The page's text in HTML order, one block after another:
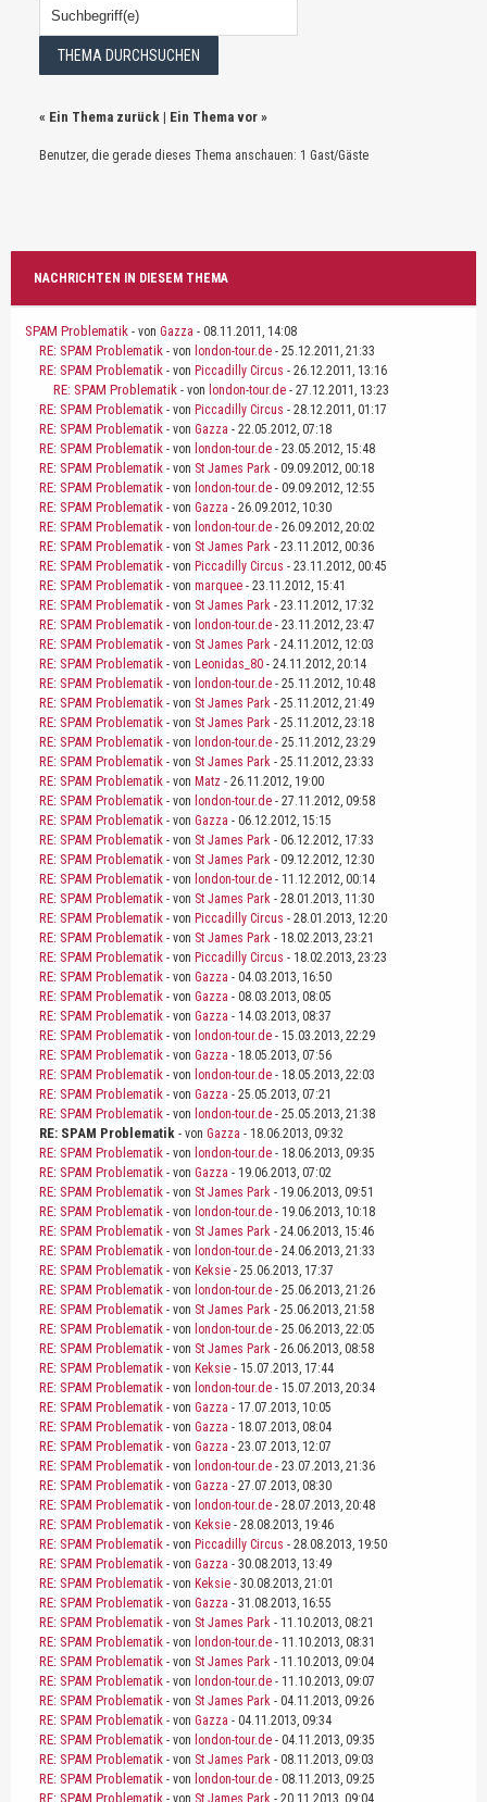
« Ein Thema zurück | Ein Thema vor »
Benutzer, die gerade dieses Thema anschauen: 1 Gast/Gäste
NACHRICHTEN IN DIESEM THEMA
SPAM Problematik - von Gazza - 08.11.2011, 14:08
RE: SPAM Problematik - von london-tour.de - 25.12.2011, 21:33
RE: SPAM Problematik - von Piccadilly Circus - 26.12.2011, 13:16
RE: SPAM Problematik - von london-tour.de - 27.12.2011, 13:23
RE: SPAM Problematik - von Piccadilly Circus - 28.12.2011, 01:17
RE: SPAM Problematik - von Gazza - 22.05.2012, 07:18
RE: SPAM Problematik - von london-tour.de - 23.05.2012, 15:48
RE: SPAM Problematik - von St James Park - 09.09.2012, 00:18
RE: SPAM Problematik - von london-tour.de - 09.09.2012, 12:55
RE: SPAM Problematik - von Gazza - 26.09.2012, 10:30
RE: SPAM Problematik - von london-tour.de - 26.09.2012, 20:02
RE: SPAM Problematik - von St James Park - 23.11.2012, 00:36
RE: SPAM Problematik - von Piccadilly Circus - 23.11.2012, 00:45
RE: SPAM Problematik - von marquee - 23.11.2012, 15:41
RE: SPAM Problematik - von St James Park - 23.11.2012, 17:32
RE: SPAM Problematik - von london-tour.de - 23.11.2012, 23:47
RE: SPAM Problematik - von St James Park - 24.11.2012, 12:03
RE: SPAM Problematik - von Leonidas_80 - 24.11.2012, 20:14
RE: SPAM Problematik - von london-tour.de - 25.11.2012, 10:48
RE: SPAM Problematik - von St James Park - 25.11.2012, 21:49
RE: SPAM Problematik - von St James Park - 25.11.2012, 23:18
RE: SPAM Problematik - von london-tour.de - 25.11.2012, 23:29
RE: SPAM Problematik - von St James Park - 25.11.2012, 23:33
RE: SPAM Problematik - von Matz - 26.11.2012, 19:00
RE: SPAM Problematik - von london-tour.de - 27.11.2012, 09:58
RE: SPAM Problematik - von Gazza - 06.12.2012, 15:15
RE: SPAM Problematik - von St James Park - 06.12.2012, 17:33
RE: SPAM Problematik - von St James Park - 09.12.2012, 12:30
RE: SPAM Problematik - von london-tour.de - 11.12.2012, 00:14
RE: SPAM Problematik - von St James Park - 28.01.2013, 11:30
RE: SPAM Problematik - von Piccadilly Circus - 28.01.2013, 12:20
RE: SPAM Problematik - von St James Park - 18.02.2013, 23:21
RE: SPAM Problematik - von Piccadilly Circus - 18.02.2013, 23:23
RE: SPAM Problematik - von Gazza - 04.03.2013, 16:50
RE: SPAM Problematik - von Gazza - 08.03.2013, 08:05
RE: SPAM Problematik - von Gazza - 14.03.2013, 08:37
RE: SPAM Problematik - von london-tour.de - 15.03.2013, 22:29
RE: SPAM Problematik - von Gazza - 18.05.2013, 07:56
RE: SPAM Problematik - von london-tour.de - 18.05.2013, 22:03
RE: SPAM Problematik - von Gazza - 25.05.2013, 07:21
RE: SPAM Problematik - von london-tour.de - 25.05.2013, 21:38
RE: SPAM Problematik - von Gazza - 18.06.2013, 09:32
RE: SPAM Problematik - von london-tour.de - 18.06.2013, 09:35
RE: SPAM Problematik - von Gazza - 19.06.2013, 07:02
RE: SPAM Problematik - von St James Park - 19.06.2013, 09:51
RE: SPAM Problematik - von london-tour.de - 19.06.2013, 10:18
RE: SPAM Problematik - von St James Park - 24.06.2013, 15:46
RE: SPAM Problematik - von london-tour.de - 24.06.2013, 21:33
RE: SPAM Problematik - von Keksie - 25.06.2013, 17:37
RE: SPAM Problematik - von london-tour.de - 25.06.2013, 21:26
RE: SPAM Problematik - von St James Park - 25.06.2013, 21:58
RE: SPAM Problematik - von london-tour.de - 25.06.2013, 22:05
RE: SPAM Problematik - von St James Park - 26.06.2013, 08:58
RE: SPAM Problematik - von Keksie - 15.07.2013, 17:44
RE: SPAM Problematik - von london-tour.de - 15.07.2013, 20:34
RE: SPAM Problematik - von Gazza - 17.07.2013, 10:05
RE: SPAM Problematik - von Gazza - 18.07.2013, 08:04
RE: SPAM Problematik - von Gazza - 23.07.2013, 12:07
RE: SPAM Problematik - von london-tour.de - 23.07.2013, 21:36
RE: SPAM Problematik - von Gazza - 27.07.2013, 08:30
RE: SPAM Problematik - von london-tour.de - 28.07.2013, 20:48
RE: SPAM Problematik - von Keksie - 28.08.2013, 19:46
RE: SPAM Problematik - von Piccadilly Circus - 28.08.2013, 19:50
RE: SPAM Problematik - von Gazza - 30.08.2013, 13:49
RE: SPAM Problematik - von Keksie - 30.08.2013, 21:01
RE: SPAM Problematik - von Gazza - 31.08.2013, 16:55
RE: SPAM Problematik - von St James Park - 11.10.2013, 08:21
RE: SPAM Problematik - von london-tour.de - 11.10.2013, 08:31
RE: SPAM Problematik - von St James Park - 11.10.2013, 09:04
RE: SPAM Problematik - von london-tour.de - 11.10.2013, 09:07
RE: SPAM Problematik - von St James Park - 04.11.2013, 09:26
RE: SPAM Problematik - von Gazza - 04.11.2013, 09:34
RE: SPAM Problematik - von london-tour.de - 04.11.2013, 09:35
RE: SPAM Problematik - von St James Park - 08.11.2013, 09:03
RE: SPAM Problematik - von london-tour.de - 08.11.2013, 09:25
RE: SPAM Problematik - von St James Park - 20.11.2013, 09:04